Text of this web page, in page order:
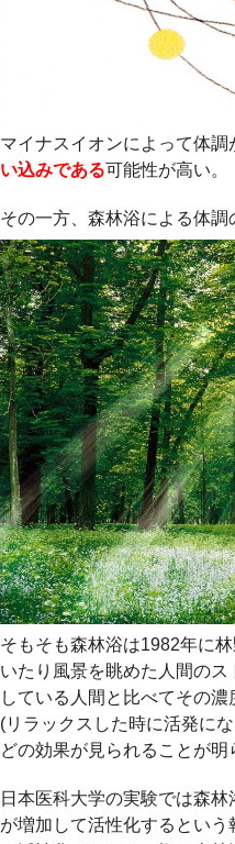
マイナスイオンによって体
い込みである可能性が高い。
その一方、森林浴による体
そもそも森林浴は1982年に
いたり風景を眺めた人間の
している人間と比べてその
(リラックスした時に活発に
どの効果が見られることが
日本医科大学の実験では森
が増加して活性化するとい